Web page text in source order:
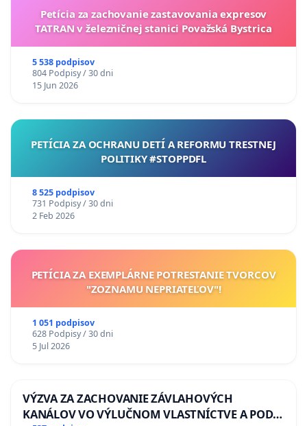
Petícia za zachovanie zastavovania expresov
TATRAN v železničnej stanici Považská Bystrica
5 538 podpisov
804 Podpisy / 30 dni
15 Jun 2026
PETÍCIA ZA OCHRANU DETÍ A REFORMU TRESTNEJ
POLITIKY #STOPPDFL
8 525 podpisov
731 Podpisy / 30 dni
2 Feb 2026
PETÍCIA ZA EXEMPLÁRNE POTRESTANIE TVORCOV
"ZOZNAMU NEPRIATEĽOV"!
1 051 podpisov
628 Podpisy / 30 dni
5 Jul 2026
VÝZVA ZA ZACHOVANIE ZÁVLAHOVÝCH
KANÁLOV VO VÝLUČNOM VLASTNÍCTVE A POD